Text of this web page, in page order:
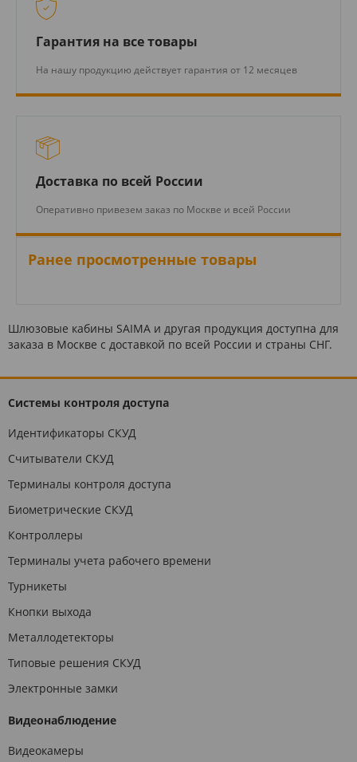
Гарантия на все товары
На нашу продукцию действует гарантия от 12 месяцев
Доставка по всей России
Оперативно привезем заказ по Москве и всей России
Ранее просмотренные товары
Шлюзовые кабины SAIMA и другая продукция доступна для
заказа в Москве с доставкой по всей России и страны СНГ.
Системы контроля доступа
Идентификаторы СКУД
Считыватели СКУД
Терминалы контроля доступа
Биометрические СКУД
Контроллеры
Терминалы учета рабочего времени
Турникеты
Кнопки выхода
Металлодетекторы
Типовые решения СКУД
Электронные замки
Видеонаблюдение
Видеокамеры